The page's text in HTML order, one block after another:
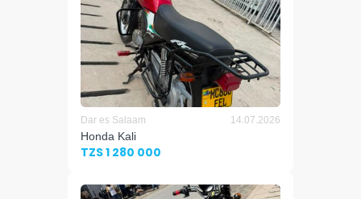
Dar es Salaam 14.07.2026
Honda Kali
TZS 1 280 000